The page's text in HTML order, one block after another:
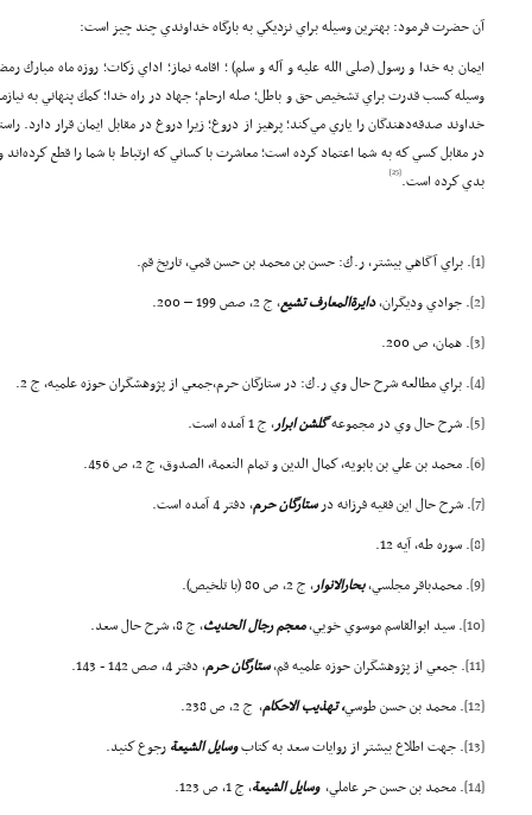
آن حضرت فرمود: بهترين وسيله براي نزديكي به بارگاه خداوندي چند چيز است:
ايمان به خدا و رسول (صلی الله علیه و آله و سلم) ؛ اقامه نماز؛ اداي زكات؛ روزه ماه مبارك
وسيله كسب قدرت براي تشخيص حق و باطل؛ صله ارحام؛ جهاد در راه خدا؛ كمك پنهاني به
خداوند صدقه‌دهندگان را ياري مي‌كند؛ پرهيز از دروغ؛ زيرا دروغ در مقابل ايمان قرار دارد.
در مقابل كسي كه به شما اعتماد كرده است؛ معاشرت با كساني كه ارتباط با شما را قطع
بدي كرده است.[25]
[1] . براي آگاهي بيشتر، ر.ك: حسن بن محمد بن حسن قمي، تاريخ قم.
[2] . جوادي وديگران،دايرةالمعارف تشيع، ج 2، صص 199 – 200.
[3] . همان، ص 200.
[4] . براي مطالعه شرح حال وي ر.ك: در ستارگان حرم،جمعي از پژوهشگران حوزه علميه، ج 2.
[5] . شرح حال وي در مجموعهگلشن ابرار، ج 1 آمده است.
[6] . محمد بن علي بن بابويه، كمال الدين و تمام النعمة، الصدوق، ج 2، ص 456.
[7] . شرح حال اين فقيه فرزانه درستارگان حرم، دفتر 4 آمده است.
[8] . سوره طه، آيه 12.
[9] . محمدباقر مجلسي،بحارالانوار، ج 2، ص 80 (با تلخيص).
[10]
. سيد ابوالقاسم موسوي خويي،معجم رجال الحديث، ج 8، شرح حال سعد.
[11]
. جمعي از پژوهشگران حوزه علميه قم،ستارگان حرم،‌ دفتر 4، صص 142 - 143.
[12]
. محمد بن حسن طوسي، تهذيب الاحكام، ج 2، ص 238.
[13]
. جهت اطلاع بيشتر از روايات سعد به كتابوسايل الشيعة رجوع كنيد.
[14]
. محمد بن حسن حر عاملي،وسايل الشيعة، ج 1، ص 123.